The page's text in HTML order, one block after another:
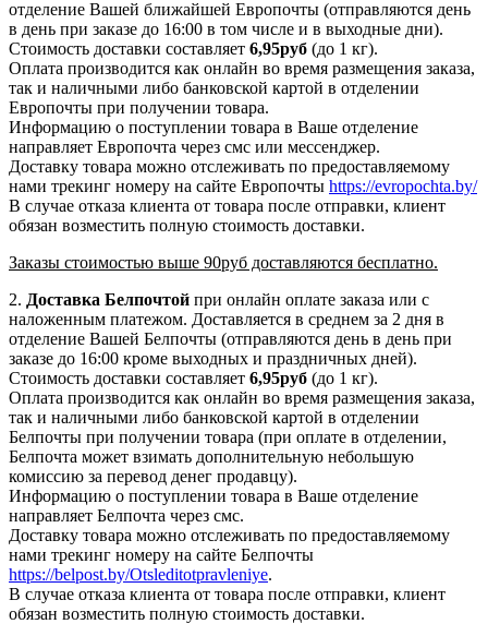
отделение Вашей ближайшей Европочты (отправляются день
в день при заказе до 16:00 в том числе и в выходные дни).
Стоимость доставки составляет 6,95руб (до 1 кг).
Оплата производится как онлайн во время размещения заказа,
так и наличными либо банковской картой в отделении
Европочты при получении товара.
Информацию о поступлении товара в Ваше отделение
направляет Европочта через смс или мессенджер.
Доставку товара можно отслеживать по предоставляемому
нами трекинг номеру на сайте Европочты https://evropochta.by/
В случае отказа клиента от товара после отправки, клиент
обязан возместить полную стоимость доставки.
Заказы стоимостью выше 90руб доставляются бесплатно.
2. Доставка Белпочтой при онлайн оплате заказа или с
наложенным платежом. Доставляется в среднем за 2 дня в
отделение Вашей Белпочты (отправляются день в день при
заказе до 16:00 кроме выходных и праздничных дней).
Стоимость доставки составляет 6,95руб (до 1 кг).
Оплата производится как онлайн во время размещения заказа,
так и наличными либо банковской картой в отделении
Белпочты при получении товара (при оплате в отделении,
Белпочта может взимать дополнительную небольшую
комиссию за перевод денег продавцу).
Информацию о поступлении товара в Ваше отделение
направляет Белпочта через смс.
Доставку товара можно отслеживать по предоставляемому
нами трекинг номеру на сайте Белпочты
https://belpost.by/Otsleditotpravleniye.
В случае отказа клиента от товара после отправки, клиент
обязан возместить полную стоимость доставки.